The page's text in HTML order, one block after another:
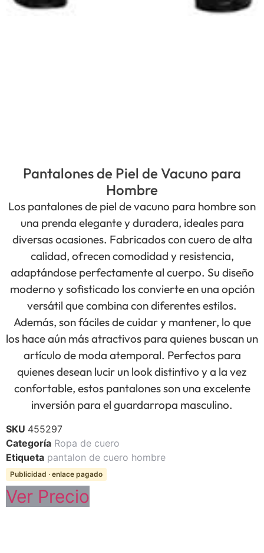
Pantalones de Piel de Vacuno para
Hombre
Los pantalones de piel de vacuno para hombre son
una prenda elegante y duradera, ideales para
diversas ocasiones. Fabricados con cuero de alta
calidad, ofrecen comodidad y resistencia,
adaptándose perfectamente al cuerpo. Su diseño
moderno y sofisticado los convierte en una opción
versátil que combina con diferentes estilos.
Además, son fáciles de cuidar y mantener, lo que
los hace aún más atractivos para quienes buscan un
artículo de moda atemporal. Perfectos para
quienes desean lucir un look distintivo y a la vez
confortable, estos pantalones son una excelente
inversión para el guardarropa masculino.
SKU 455297
Categoría Ropa de cuero
Etiqueta pantalon de cuero hombre
Publicidad · enlace pagado
Ver Precio